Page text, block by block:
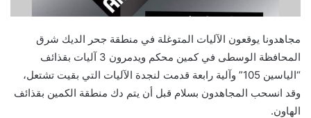
مجاهدونا يوقعون الآليات المتوغلة في منطقة جحر الديك شرق
المحافظة الوسطى في كمين محكم ويدمرون 3 آليات بقذائف
“الياسين 105” وآلية رابعة قدمت لنجدة الآليات التي بقيت تشتعل،
وقد انسحب المجاهدون بسلام قبل أن يتم دك منطقة الكمين بقذائف
الهاون.